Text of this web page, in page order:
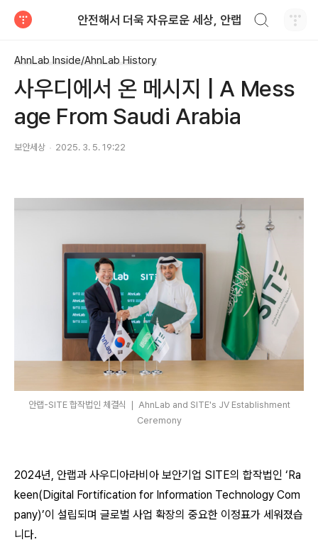
안전해서 더욱 자유로운 세상, 안랩
AhnLab Inside/AhnLab History
사우디에서 온 메시지 | A Mess
age From Saudi Arabia
보안세상 2025. 3. 5. 19:22
안랩-SITE 합작법인 체결식 ❘ AhnLab and SITE's JV Establishment
Ceremony
2024년, 안랩과 사우디아라비아 보안기업 SITE의 합작법인 ‘Ra
keen(Digital Fortification for Information Technology Com
pany)’이 설립되며 글로벌 사업 확장의 중요한 이정표가 세워졌습
니다.